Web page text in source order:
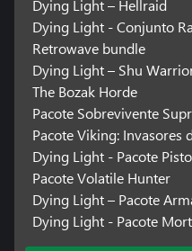
Dying Light – Hellraid
Dying Light - Conjunto
Retrowave bundle
Dying Light – Shu
The Bozak Horde
Pacote Sobrevivente
Pacote Viking: Invasores
Dying Light - Pacote
Pacote Volatile Hunter
Dying Light – Pacote
Dying Light - Pacote